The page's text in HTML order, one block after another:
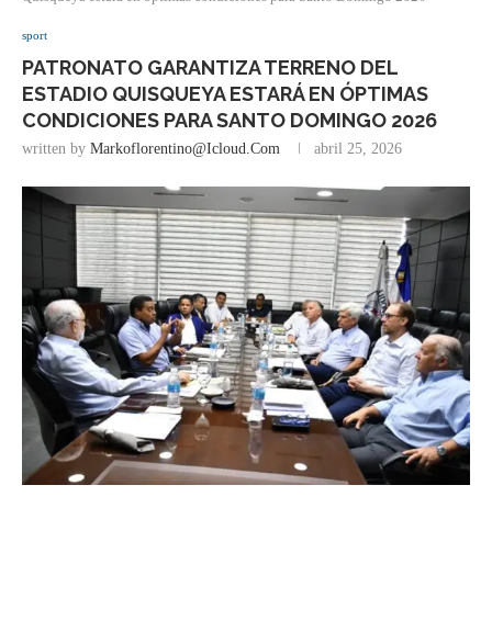
sport
PATRONATO GARANTIZA TERRENO DEL
ESTADIO QUISQUEYA ESTARÁ EN ÓPTIMAS
CONDICIONES PARA SANTO DOMINGO 2026
written by Markoflorentino@icloud.com abril 25, 2026